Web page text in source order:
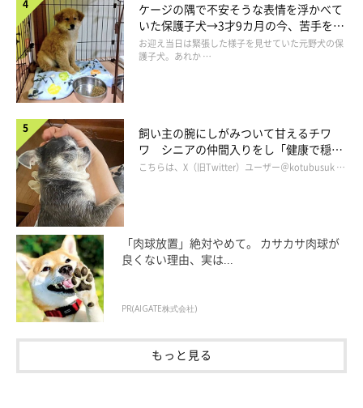
ケージの隅で不安そうな表情を浮かべて
いた保護子犬→3才9カ月の今、苦手を克
服し頼もしいコに成長！
お迎え当日は緊張した様子を見せていた元野犬の保
護子犬。あれか …
飼い主の腕にしがみついて甘えるチワ
ワ シニアの仲間入りをし「健康で穏や
かな暮らしが続いてほしい」と願う
こちらは、X（旧Twitter）ユーザー＠kotubusuk …
「肉球放置」絶対やめて。 カサカサ肉球が
良くない理由、実は...
PR(AIGATE株式会社)
もっと見る